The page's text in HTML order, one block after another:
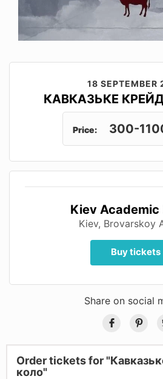
18 SEPTEMBER
КАВКАЗЬКЕ
Price: 300-
Kiev Academic
Kiev, Brovarskoy
Buy tickets
Share on social
Order tickets for
коло"